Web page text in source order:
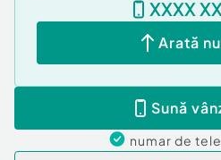
FER. Consultant dedicat,
Confort:1
Bloc de
Număr Băi:2
Posibilitate parcare: Nu
XXXX
Arată
Sună
numar de